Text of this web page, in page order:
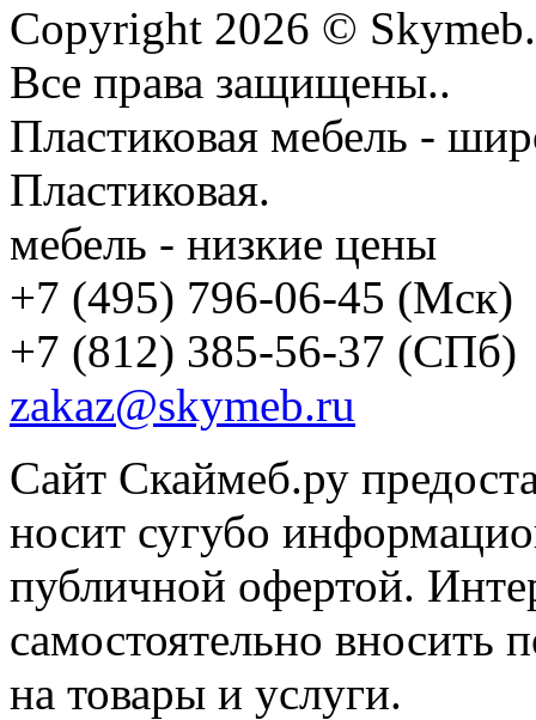
Copyright 2026 ©
Все права защищены..
Пластиковая мебель -
Пластиковая.
мебель - низкие цены
+7 (495) 796-06-45 (Мск)
+7 (812) 385-56-37 (СПб)
zakaz@skymeb.ru
Сайт Скаймеб.ру
носит сугубо
публичной офертой.
самостоятельно вносить
на товары и услуги.